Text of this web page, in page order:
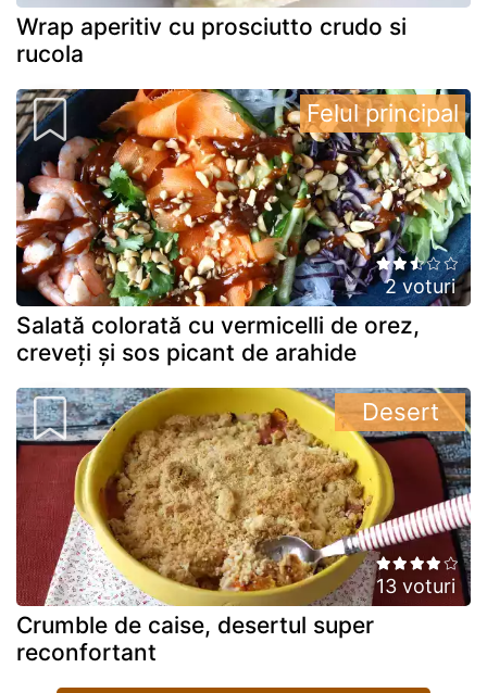
Wrap aperitiv cu prosciutto crudo si
rucola
2 voturi
Salată colorată cu vermicelli de orez,
creveți și sos picant de arahide
Felul principal
13 voturi
Crumble de caise, desertul super
reconfortant
Desert